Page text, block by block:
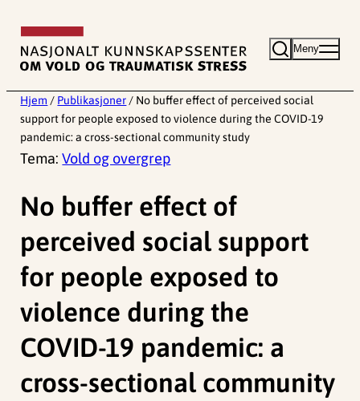
innhold
Meny
Hjem / Publikasjoner / No buffer effect of perceived social
support for people exposed to violence during the COVID-19
pandemic: a cross-sectional community study
Tema:Vold og overgrep
No buffer effect of
perceived social support
for people exposed to
violence during the
COVID-19 pandemic: a
cross-sectional community